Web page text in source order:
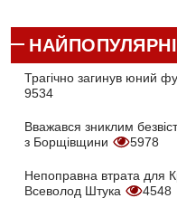
Трагічно загинув юний
9534
Вважався зниклим
з Борщівщини
5978
Непоправна втрата для
Всеволод Штука
4548